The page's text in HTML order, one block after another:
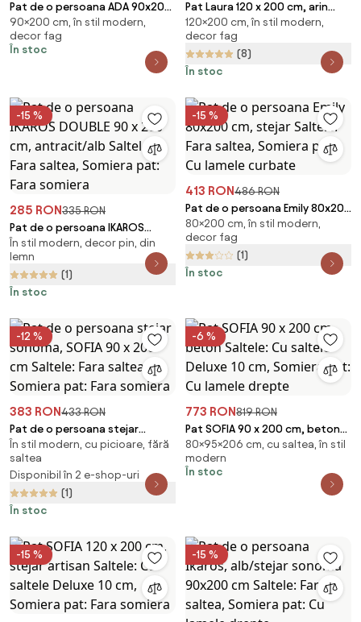
Pat de o persoana ADA 90x200
cm, pin Saltele: Fara saltea,
Somiera pat: Fara somiera
90×200 cm, în stil modern,
decor fag
În stoc
Pat Laura 120 x 200 cm, arin
Saltele: Fara saltea, Somiera
pat: Cu lamele drepte
120×200 cm, în stil modern,
decor fag
(8)
În stoc
-15 %
285 RON335 RON
Pat de o persoana IKAROS
DOUBLE 90 x 200 cm,
antracit/alb Saltele: Fara
saltea, Somiera pat: Fara
somiera
În stil modern, decor pin, din
lemn
(1)
În stoc
-15 %
413 RON486 RON
Pat de o persoana Emily 80x200
cm, stejar Saltele: Fara saltea,
Somiera pat: Cu lamele curbate
80×200 cm, în stil modern,
decor fag
(1)
În stoc
-12 %
383 RON433 RON
Pat de o persoana stejar
sonoma, SOFIA 90 x 200 cm
Saltele: Fara saltea, Somiera
pat: Fara somiera
În stil modern, cu picioare, fără
saltea
Disponibil în 2 e-shop-uri
(1)
În stoc
-6 %
773 RON819 RON
Pat SOFIA 90 x 200 cm, beton
Saltele: Cu saltele Deluxe 10
cm, Somiera pat: Cu lamele
drepte
80×95×206 cm, cu saltea, în stil
modern
În stoc
-15 % -15 %